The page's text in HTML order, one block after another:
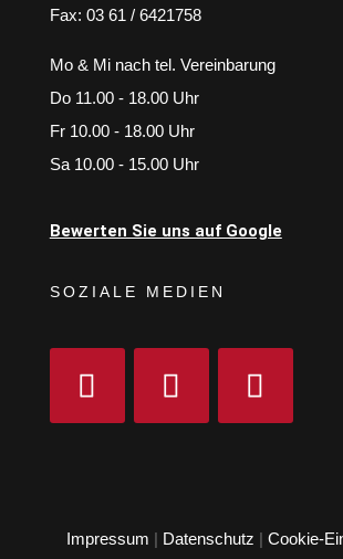
Fax: 03 61 / 6421758
Mo & Mi nach tel. Vereinbarung
Do 11.00 - 18.00 Uhr
Fr 10.00 - 18.00 Uhr
Sa 10.00 - 15.00 Uhr
Bewerten Sie uns auf Google
SOZIALE MEDIEN
Impressum | Datenschutz | Cookie-